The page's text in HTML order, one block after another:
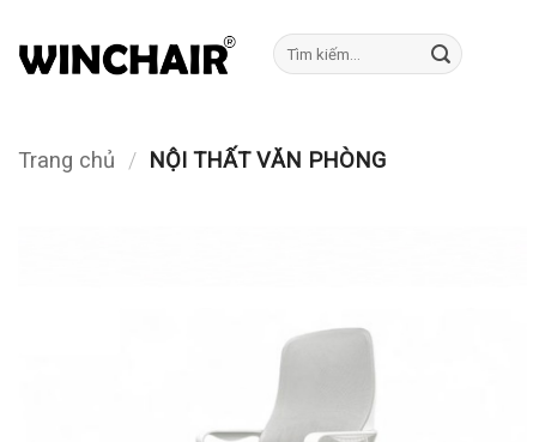
qua
Tìm
kiếm:
Trang chủ / NỘI THẤT VĂN PHÒNG